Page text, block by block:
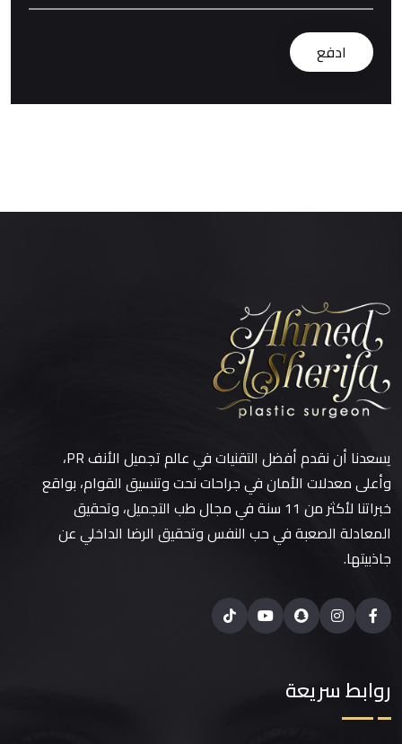
ادفع
يسعدنا أن نقدم أفضل التقنيات في عالم تجميل الأنف PR،
وأعلى معدلات الأمان في جراحات نحت وتنسيق القوام، بواقع
خبراتنا لأكثر من 11 سنة في مجال طب التجميل، وتحقيق
المعادلة الصعبة في حب النفس وتحقيق الرضا الداخلي عن
جاذبيتها.
روابط سريعة